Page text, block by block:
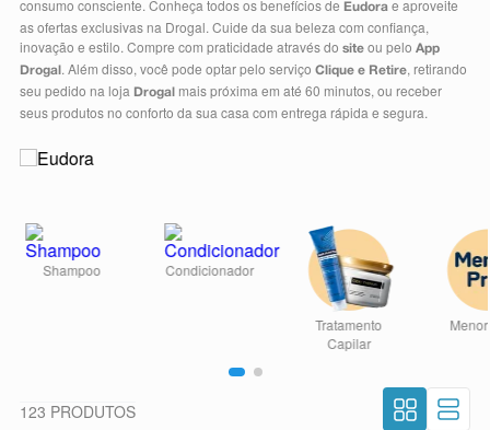
consumo consciente. Conheça todos os benefícios de Eudorae aproveite
as ofertas exclusivas na Drogal. Cuide da sua beleza com confiança,
inovação e estilo. Compre com praticidade através do siteou pelo App
Drogal . Além disso, você pode optar pelo serviço Clique e Retire, retirando
seu pedido na loja Drogal mais próxima em até 60 minutos, ou receber
seus produtos no conforto da sua casa com entrega rápida e segura.
123 PRODUTOS
8º absorvente
teste gravidez
10ºesmalte